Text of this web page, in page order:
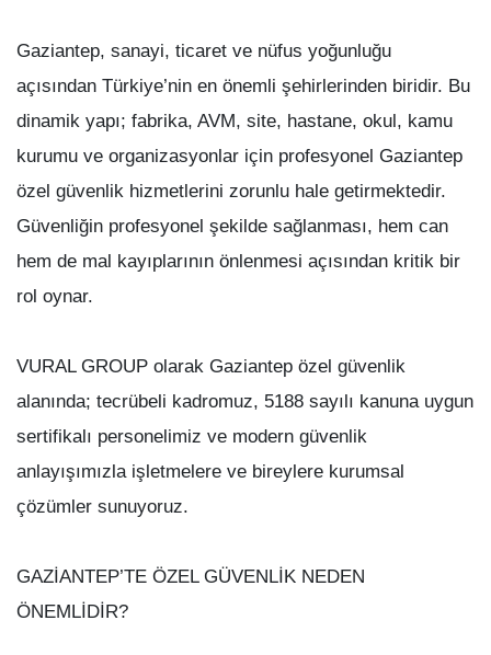
Gaziantep, sanayi, ticaret ve nüfus yoğunluğu
açısından Türkiye’nin en önemli şehirlerinden biridir. Bu
dinamik yapı; fabrika, AVM, site, hastane, okul, kamu
kurumu ve organizasyonlar için profesyonel Gaziantep
özel güvenlik hizmetlerini zorunlu hale getirmektedir.
Güvenliğin profesyonel şekilde sağlanması, hem can
hem de mal kayıplarının önlenmesi açısından kritik bir
rol oynar.
VURAL GROUP olarak Gaziantep özel güvenlik
alanında; tecrübeli kadromuz, 5188 sayılı kanuna uygun
sertifikalı personelimiz ve modern güvenlik
anlayışımızla işletmelere ve bireylere kurumsal
çözümler sunuyoruz.
GAZİANTEP’TE ÖZEL GÜVENLİK NEDEN
ÖNEMLİDİR?